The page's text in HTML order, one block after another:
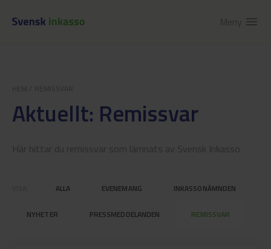
Meny menu
Aktuellt: Remissvar
Här hittar du remissvar som lämnats av Svensk Inkasso
ALLA EVENEMANG INKASSONÄMNDEN
NYHETER PRESSMEDDELANDEN REMISSVAR